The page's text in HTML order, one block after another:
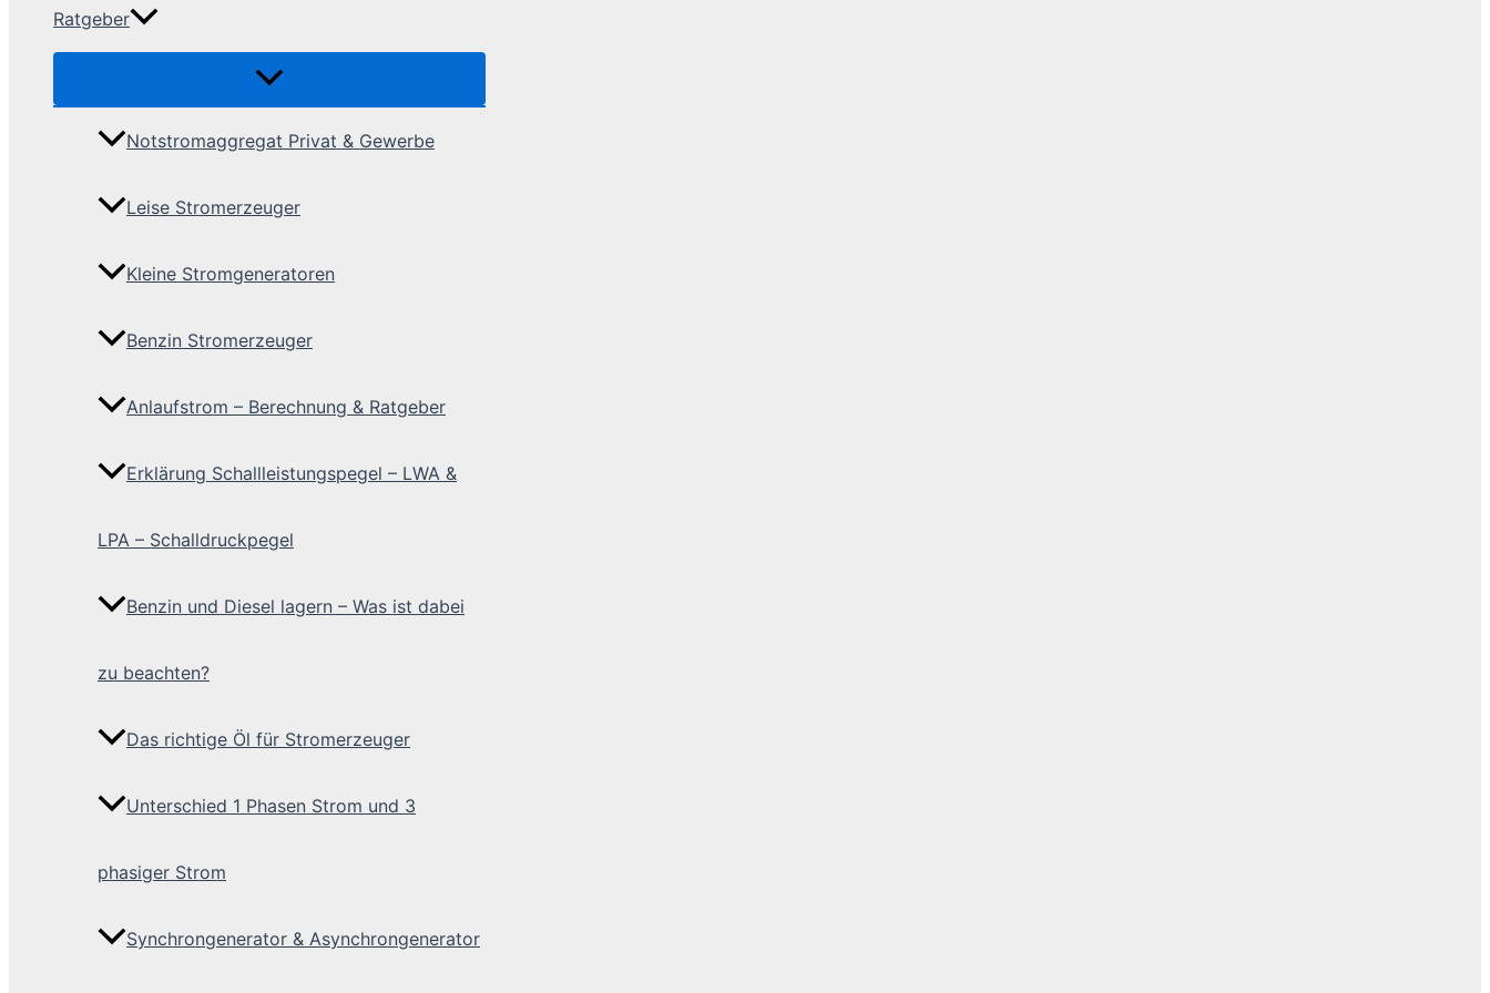
Ratgeber
Notstromaggregat Privat & Gewerbe
Leise Stromerzeuger
Kleine Stromgeneratoren
Benzin Stromerzeuger
Anlaufstrom – Berechnung & Ratgeber
Erklärung Schallleistungspegel – LWA &
LPA – Schalldruckpegel
Benzin und Diesel lagern – Was ist dabei
zu beachten?
Das richtige Öl für Stromerzeuger
Unterschied 1 Phasen Strom und 3
phasiger Strom
Synchrongenerator & Asynchrongenerator